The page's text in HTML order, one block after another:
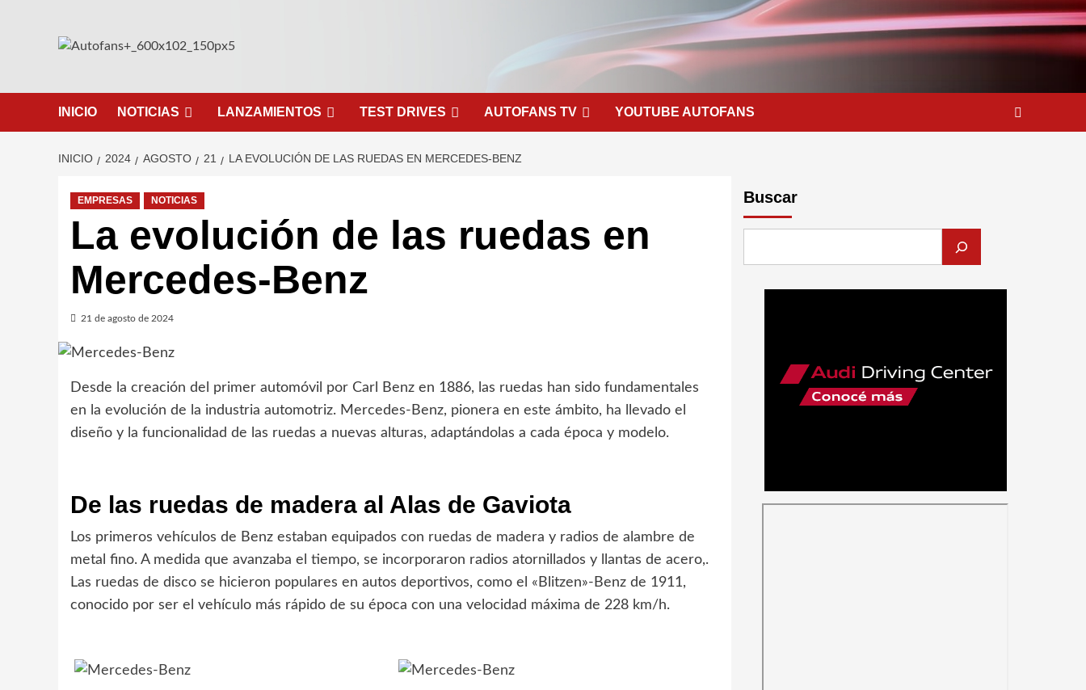
INICIO NOTICIAS LANZAMIENTOS TEST DRIVES AUTOFANS TV YOUTUBE AUTOFANS
INICIO 2024 AGOSTO 21 LA EVOLUCIÓN DE LAS RUEDAS EN MERCEDES-BENZ
EMPRESAS NOTICIAS
La evolución de las ruedas en
Mercedes-Benz
21 de agosto de 2024
Desde la creación del primer automóvil por Carl Benz en 1886, las ruedas han sido fundamentales
en la evolución de la industria automotriz. Mercedes-Benz, pionera en este ámbito, ha llevado el
diseño y la funcionalidad de las ruedas a nuevas alturas, adaptándolas a cada época y modelo.
De las ruedas de madera al Alas de Gaviota
Los primeros vehículos de Benz estaban equipados con ruedas de madera y radios de alambre de
metal fino. A medida que avanzaba el tiempo, se incorporaron radios atornillados y llantas de acero,.
Las ruedas de disco se hicieron populares en autos deportivos, como el «Blitzen»-Benz de 1911,
conocido por ser el vehículo más rápido de su época con una velocidad máxima de 228 km/h.
Buscar